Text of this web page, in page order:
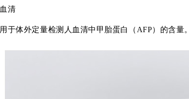
血清
用于体外定量检测人血清中甲胎蛋白（AFP）的含量。